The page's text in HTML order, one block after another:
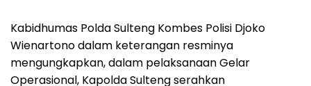
Kabidhumas Polda Sulteng Kombes Polisi Djoko
Wienartono dalam keterangan resminya
mengungkapkan, dalam pelaksanaan Gelar
Operasional, Kapolda Sulteng serahkan